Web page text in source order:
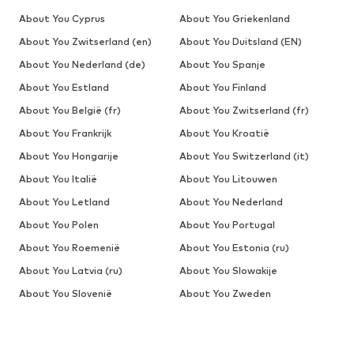
About You Cyprus
About You Griekenland
About You Zwitserland (en)
About You Duitsland (EN)
About You Nederland (de)
About You Spanje
About You Estland
About You Finland
About You België (fr)
About You Zwitserland (fr)
About You Frankrijk
About You Kroatië
About You Hongarije
About You Switzerland (it)
About You Italië
About You Litouwen
About You Letland
About You Nederland
About You Polen
About You Portugal
About You Roemenië
About You Estonia (ru)
About You Latvia (ru)
About You Slowakije
About You Slovenië
About You Zweden